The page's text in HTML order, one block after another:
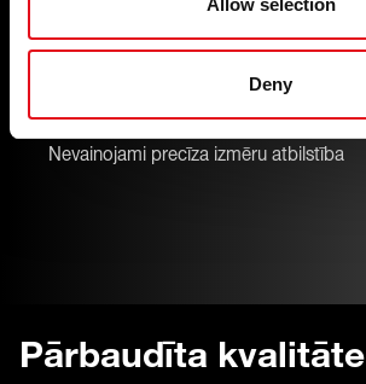
Allow selection
Deny
Precīza atbilstība
Nevainojami precīza izmēru atbilstība
Pārbaudīta kvalitāte